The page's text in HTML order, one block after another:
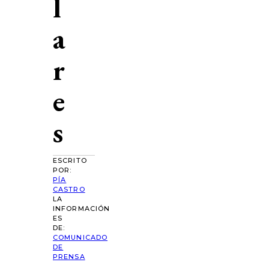
a
r
e
s
ESCRITO
POR:
PÍA
CASTRO
LA
INFORMACIÓN
ES
DE:
COMUNICADO
DE
PRENSA